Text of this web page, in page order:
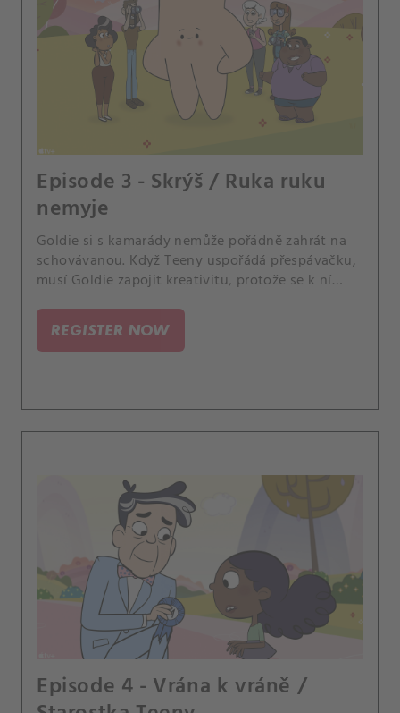
Episode 3 - Skrýš / Ruka ruku
nemyje
Goldie si s kamarády nemůže pořádně zahrát na
schovávanou. Když Teeny uspořádá přespávačku,
musí Goldie zapojit kreativitu, protože se k ní
REGISTER NOW
Episode 4 - Vrána k vráně /